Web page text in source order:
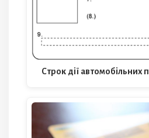
Строк дії автомобільних